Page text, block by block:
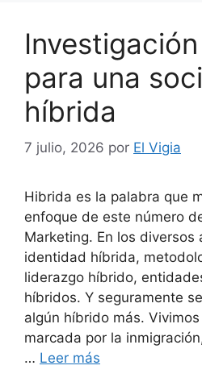
para una
híbrida
7 julio, 2026 por El Vigia
Hibrida es la palabra que
enfoque de este número
Marketing. En los
identidad híbrida,
liderazgo híbrido,
híbridos. Y seguramente
algún híbrido más.
marcada por la
… Leer más